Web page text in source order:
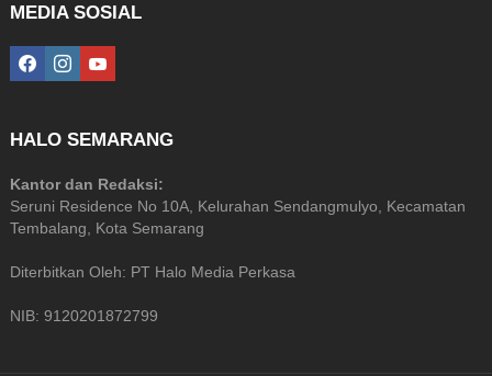
MEDIA SOSIAL
facebookinstagramyoutube
HALO SEMARANG
Kantor dan Redaksi:
Seruni Residence No 10A, Kelurahan Sendangmulyo, Kecamatan
Tembalang, Kota Semarang
Diterbitkan Oleh: PT Halo Media Perkasa
NIB: 9120201872799